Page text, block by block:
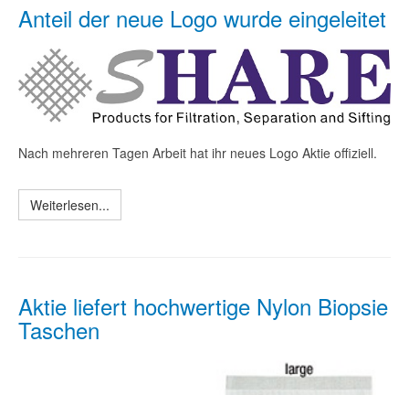
Anteil der neue Logo wurde eingeleitet
Nach mehreren Tagen Arbeit hat ihr neues Logo Aktie offiziell.
Weiterlesen...
Aktie liefert hochwertige Nylon Biopsie
Taschen